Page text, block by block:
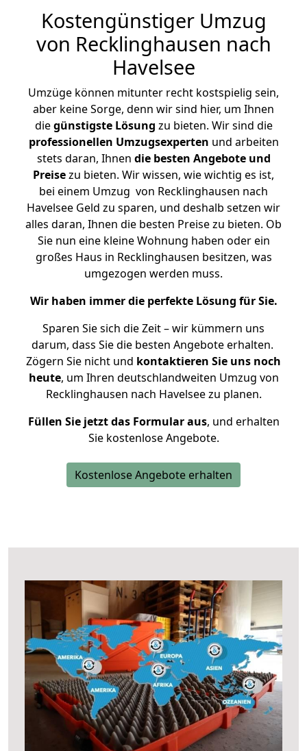
Kostengünstiger Umzug
von Recklinghausen nach
Havelsee
Umzüge können mitunter recht kostspielig sein,
aber keine Sorge, denn wir sind hier, um Ihnen
diegünstigste Lösung zu bieten. Wir sind die
professionellen Umzugsexperten und arbeiten
stets daran, Ihnen die besten Angebote und
Preisezu bieten. Wir wissen, wie wichtig es ist,
bei einem Umzug von Recklinghausen nach
Havelsee Geld zu sparen, und deshalb setzen wir
alles daran, Ihnen die besten Preise zu bieten. Ob
Sie nun eine kleine Wohnung haben oder ein
großes Haus in Recklinghausen besitzen, was
umgezogen werden muss.
Wir haben immer die perfekte Lösung für Sie.
Sparen Sie sich die Zeit – wir kümmern uns
darum, dass Sie die besten Angebote erhalten.
Zögern Sie nicht und kontaktieren Sie uns noch
heute, um Ihren deutschlandweiten Umzug von
Recklinghausen nach Havelsee zu planen.
Füllen Sie jetzt das Formular aus, und erhalten
Sie kostenlose Angebote.
Kostenlose Angebote erhalten